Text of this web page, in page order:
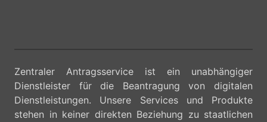
Zentraler Antragsservice ist ein unabhängiger
Dienstleister für die Beantragung von digitalen
Dienstleistungen. Unsere Services und Produkte
stehen in keiner direkten Beziehung zu staatlichen